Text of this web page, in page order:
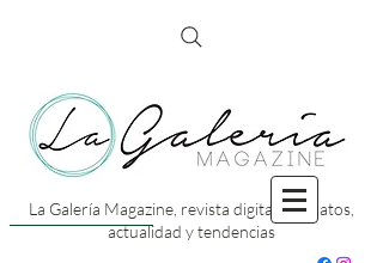
La Galería Magazine, revista digital con datos,
actualidad y tendencias